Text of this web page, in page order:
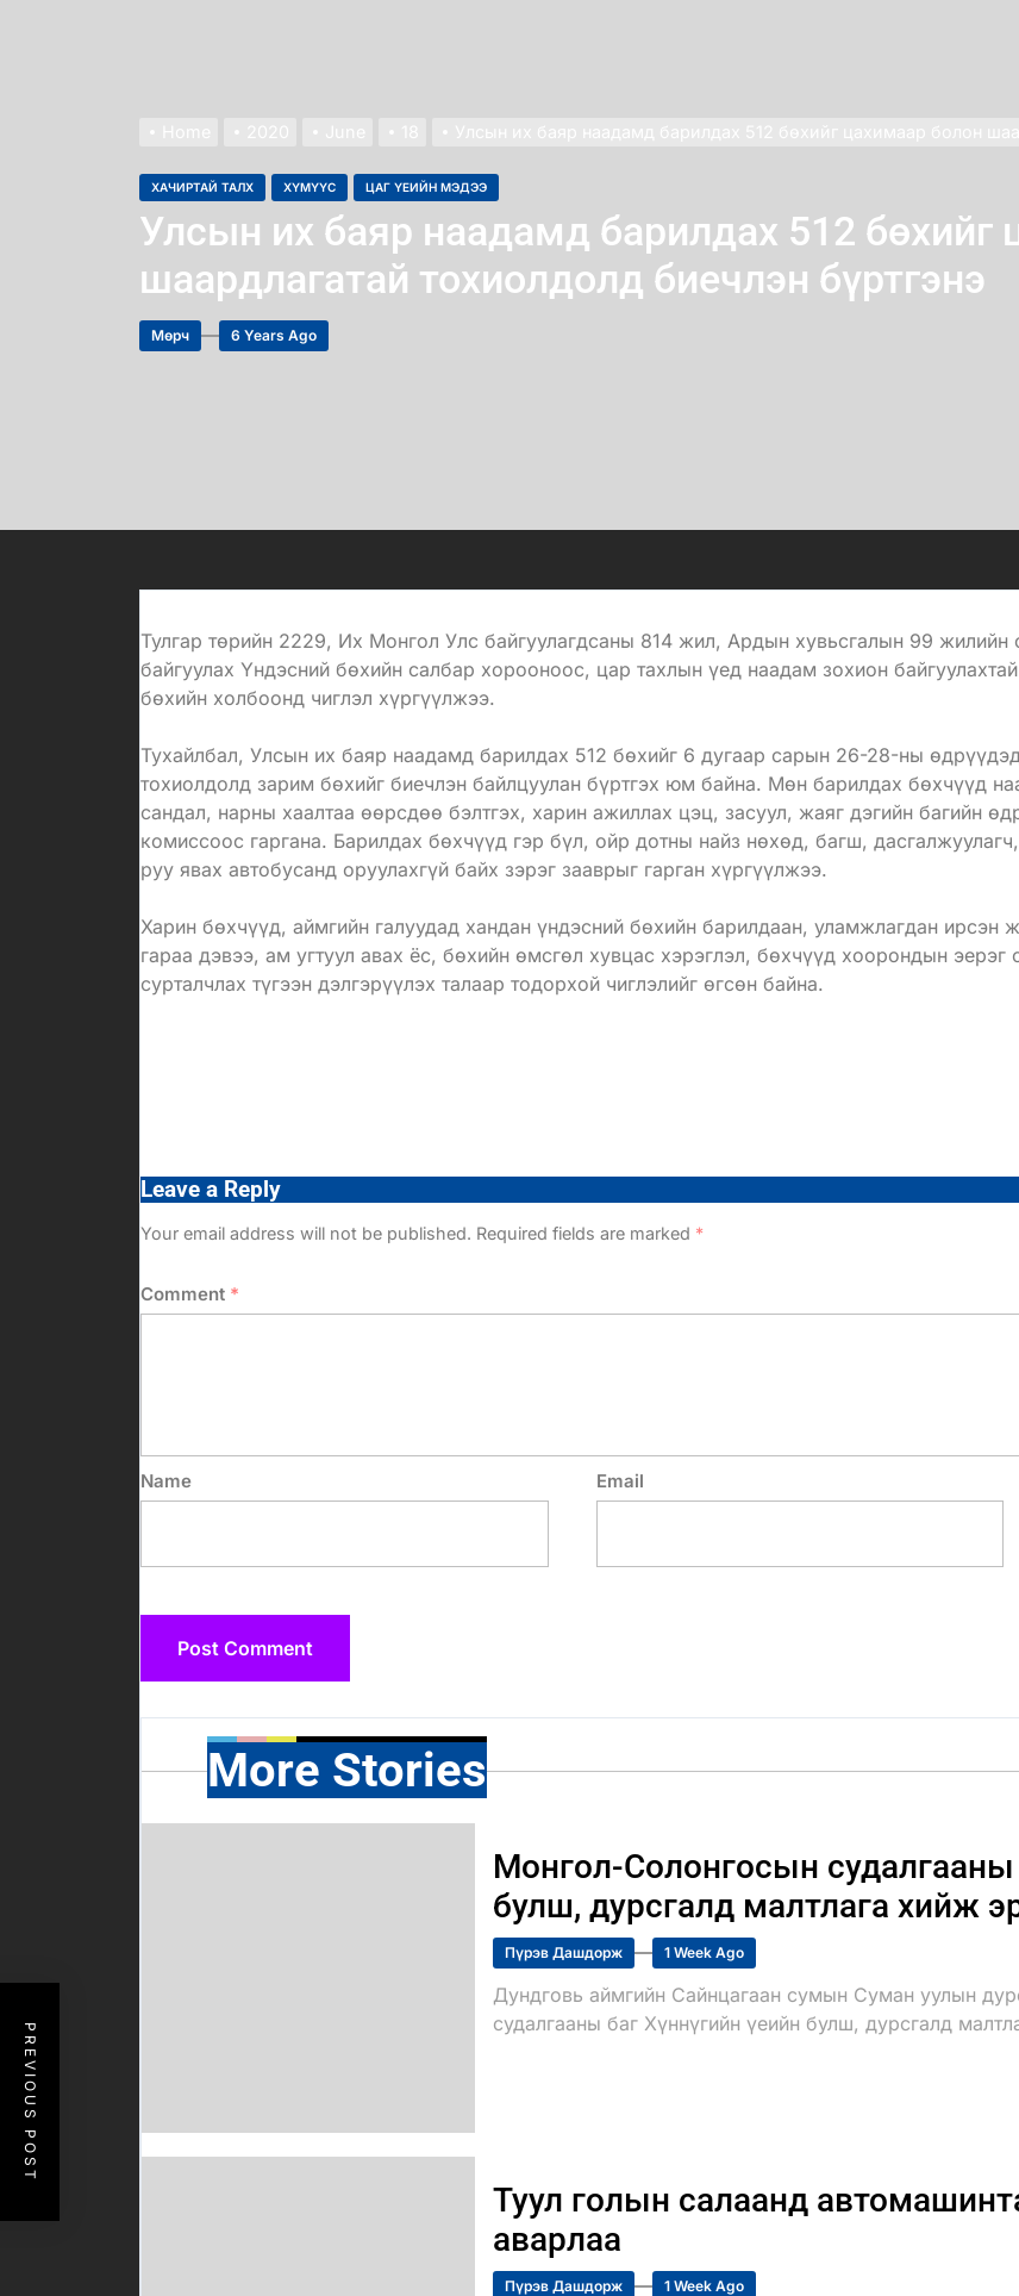
ХАЧИРТАЙ ТАЛХ ХҮМҮҮС ЦАГ ҮЕИЙН МЭДЭЭ
Улсын их баяр наадамд барилдах 512 бөхийг
шаардлагатай тохиолдолд биечлэн бүртгэнэ
Мөрч 6 Years Ago
Тулгар төрийн 2229, Их Монгол Улс байгуулагдсаны 814 жил, Ардын хувьсгалын 99 жилийн
байгуулах Үндэсний бөхийн салбар хорооноос, цар тахлын үед наадам зохион
бөхийн холбоонд чиглэл хүргүүлжээ.
Тухайлбал, Улсын их баяр наадамд барилдах 512 бөхийг 6 дугаар сарын 26-28-ны
тохиолдолд зарим бөхийг биечлэн байлцуулан бүртгэх юм байна. Мөн барилдах бөхчүүд
сандал, нарны хаалтаа өөрсдөө бэлтгэх, харин ажиллах цэц, засуул, жаяг дэгийн багийн
комиссоос гаргана. Барилдах бөхчүүд гэр бүл, ойр дотны найз нөхөд, багш,
руу явах автобусанд оруулахгүй байх зэрэг зааврыг гарган хүргүүлжээ.
Харин бөхчүүд, аймгийн галуудад хандан үндэсний бөхийн барилдаан, уламжлагдан ирсэн
гараа дэвээ, ам угтуул авах ёс, бөхийн өмсгөл хувцас хэрэглэл, бөхчүүд хоорондын эерэг
сурталчлах түгээн дэлгэрүүлэх талаар тодорхой чиглэлийг өгсөн байна.
Leave a Reply
Your email address will not be published. Required fields are marked *
Comment *
Name Email
PREVIOUS POST
More Stories
Монгол-Солонгосын судалгааны
булш, дурсгалд малтлага хийж
Пүрэв Дашдорж 1 Week Ago
Дундговь аймгийн Сайнцагаан сумын Суман уулын
судалгааны баг Хүннүгийн үеийн булш, дурсгалд
Туул голын салаанд
аварлаа
Пүрэв Дашдорж 1 Week Ago